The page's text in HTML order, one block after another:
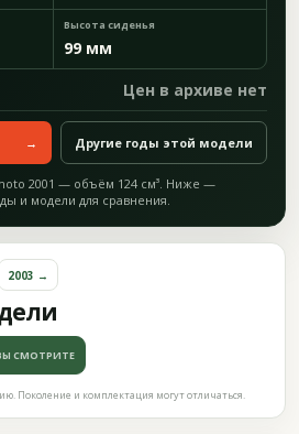
Высота сиденья
99 мм
Цен в архиве нет
→ Другие годы этой модели
2001 — объём 124 см³. Ниже —
и модели для сравнения.
2003 →
СМОТРИТЕ
Поколение и комплектация могут отличаться.